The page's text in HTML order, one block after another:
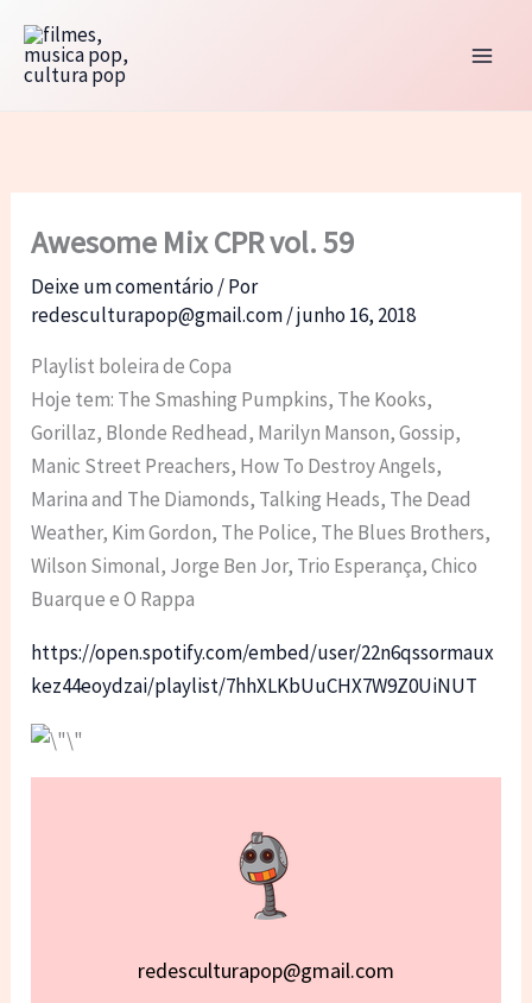
para
Awesome Mix CPR vol. 59
Deixe um comentário/ Por
redesculturapop@gmail.com/junho 16, 2018
Playlist boleira de Copa
Hoje tem: The Smashing Pumpkins, The Kooks,
Gorillaz, Blonde Redhead, Marilyn Manson, Gossip,
Manic Street Preachers, How To Destroy Angels,
Marina and The Diamonds, Talking Heads, The Dead
Weather, Kim Gordon, The Police, The Blues Brothers,
Wilson Simonal, Jorge Ben Jor, Trio Esperança, Chico
Buarque e O Rappa
https://open.spotify.com/embed/user/22n6qssormaux
kez44eoydzai/playlist/7hhXLKbUuCHX7W9Z0UiNUT
redesculturapop@gmail.com